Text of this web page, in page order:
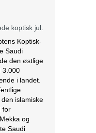
koptisk jul.
Koptisk-
Saudi
den østlige
3.000
i landet.
islamiske
for
og
Saudi